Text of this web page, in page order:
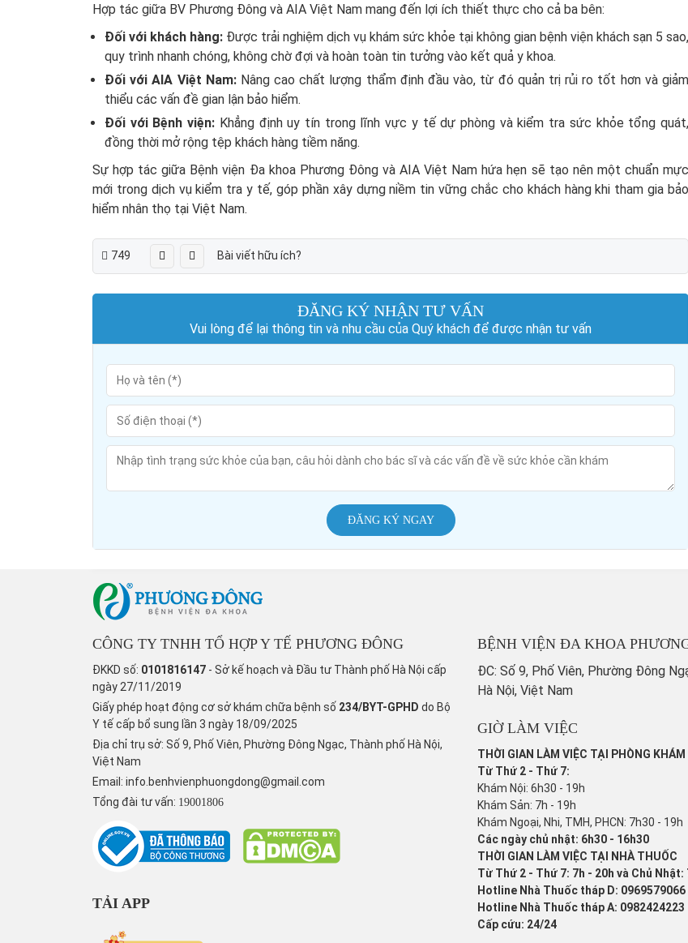
Hợp tác giữa BV Phương Đông và AIA Việt Nam mang đến lợi ích thiết thực cho cả ba bên:
Đối với khách hàng: Được trải nghiệm dịch vụ khám sức khỏe tại không gian bệnh viện khách sạn 5 sao,
quy trình nhanh chóng, không chờ đợi và hoàn toàn tin tưởng vào kết quả y khoa.
Đối với AIA Việt Nam:Nâng cao chất lượng thẩm định đầu vào, từ đó quản trị rủi ro tốt hơn và giảm
thiểu các vấn đề gian lận bảo hiểm.
Đối với Bệnh viện: Khẳng định uy tín trong lĩnh vực y tế dự phòng và kiểm tra sức khỏe tổng quát,
đồng thời mở rộng tệp khách hàng tiềm năng.
Sự hợp tác giữa Bệnh viện Đa khoa Phương Đông và AIA Việt Nam hứa hẹn sẽ tạo nên một chuẩn mực
mới trong dịch vụ kiểm tra y tế, góp phần xây dựng niềm tin vững chắc cho khách hàng khi tham gia bảo
hiểm nhân thọ tại Việt Nam.
749 Bài viết hữu ích?
ĐĂNG KÝ NHẬN TƯ VẤN
Vui lòng để lại thông tin và nhu cầu của Quý khách để được nhận tư vấn
ĐĂNG KÝ NGAY
CÔNG TY TNHH TỔ HỢP Y TẾ PHƯƠNG ĐÔNG
ĐKKD số: 0101816147 - Sở kế hoạch và Đầu tư Thành phố Hà Nội cấp
ngày 27/11/2019
Giấy phép hoạt động cơ sở khám chữa bệnh số 234/BYT-GPHD do Bộ
Y tế cấp bổ sung lần 3 ngày 18/09/2025
Địa chỉ trụ sở: Số 9, Phố Viên, Phường Đông Ngạc, Thành phố Hà Nội,
Việt Nam
Email: info.benhvienphuongdong@gmail.com
Tổng đài tư vấn: 19001806
TẢI APP
BỆNH VIỆN ĐA KHOA
ĐC: Số 9, Phố Viên, Phường Đông
Hà Nội, Việt Nam
GIỜ LÀM VIỆC
THỜI GIAN LÀM VIỆC TẠI PHÒNG KHÁM
Từ Thứ 2 - Thứ 7:
Khám Nội: 6h30 - 19h
Khám Sản: 7h - 19h
Khám Ngoại, Nhi, TMH, PHCN: 7h30 - 19h
Các ngày chủ nhật: 6h30 - 16h30
THỜI GIAN LÀM VIỆC TẠI NHÀ THUỐC
Từ Thứ 2 - Thứ 7: 7h - 20h và Chủ Nhật:
Hotline Nhà Thuốc tháp D: 0969579066
Hotline Nhà Thuốc tháp A: 0982424223
Cấp cứu: 24/24